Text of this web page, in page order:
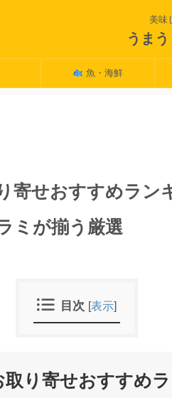
美味
うま
魚・海鮮
寄せおすすめラン
ミが揃う厳選
目次 [表示]
り寄せおすすめ